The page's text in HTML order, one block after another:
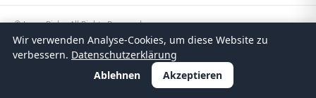
© Japan Picks. All Rights Reserved.
日本語한국어繁體中文简体中文EnglishDeutschEspañolFrançaisItaliano
PortuguêsPolskiTürkçe
Wir verwenden Analyse-Cookies, um diese Website zu
verbessern. Datenschutzerklärung
Ablehnen
Akzeptieren